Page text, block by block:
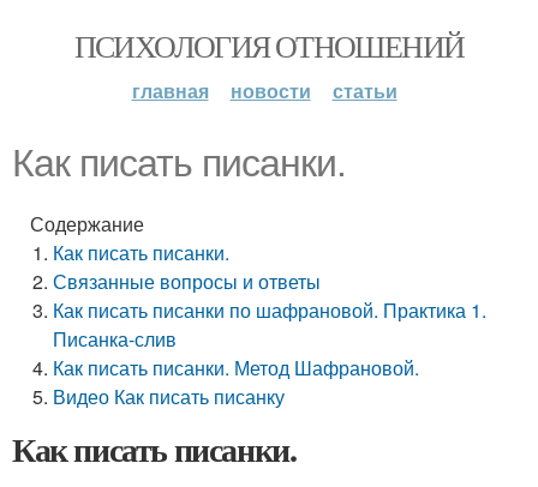
ПСИХОЛОГИЯ ОТНОШЕНИЙ
главная новости статьи
Как писать писанки.
Содержание
Как писать писанки.
Связанные вопросы и ответы
Как писать писанки по шафрановой. Практика 1.
Писанка-слив
Как писать писанки. Метод Шафрановой.
Видео Как писать писанку
Как писать писанки.